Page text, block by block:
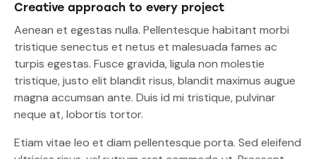
Creative approach to every project
Aenean et egestas nulla. Pellentesque habitant morbi
tristique senectus et netus et malesuada fames ac
turpis egestas. Fusce gravida, ligula non molestie
tristique, justo elit blandit risus, blandit maximus augue
magna accumsan ante. Duis id mi tristique, pulvinar
neque at, lobortis tortor.
Etiam vitae leo et diam pellentesque porta. Sed eleifend